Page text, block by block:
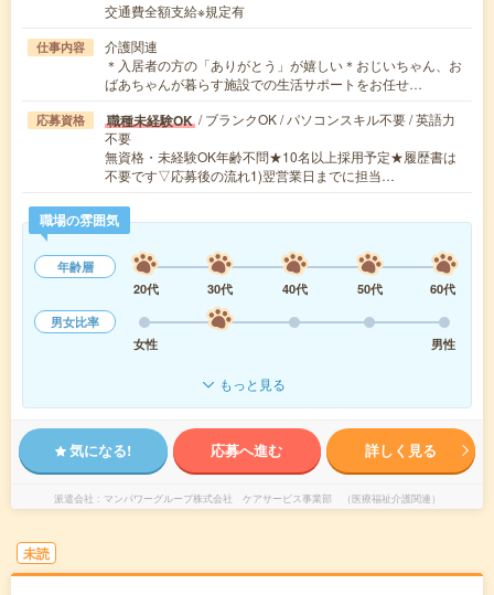
交通費全額支給※規定有
仕事内容
介護関連
＊入居者の方の「ありがとう」が嬉しい＊おじいちゃん、お
ばあちゃんが暮らす施設での生活サポートをお任せ…
応募資格 職種未経験OK / ブランクOK / パソコンスキル不要 / 英語力
不要
無資格・未経験OK年齢不問★10名以上採用予定★履歴書は
不要です▽応募後の流れ1)翌営業日までに担当…
職場の雰囲気
年齢層
20代
30代 40代 50代
60代
男女比率
女性
男性
もっと見る
気になる! 応募へ進む 詳しく見る
派遣会社 マンパワーグループ株式会社 ケアサービス事業部 （医療福祉介護関連）
未読